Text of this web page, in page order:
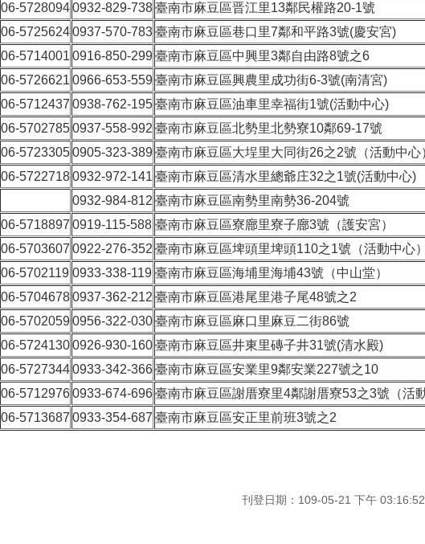
06-57280940932-829-738臺南市麻豆區晋江里13鄰民權路20-1號
06-57256240937-570-783臺南市麻豆區巷口里7鄰和平路3號(慶安宮)
06-57140010916-850-299臺南市麻豆區中興里3鄰自由路8號之6
06-57266210966-653-559臺南市麻豆區興農里成功街6-3號(南清宮)
06-5712437 0938-762-195臺南市麻豆區油車里幸福街1號(活動中心)
06-57027850937-558-992 臺南市麻豆區北勢里北勢寮10鄰69-17號
06-57233050905-323-389臺南市麻豆區大埕里大同街26之2號（活動中心
06-57227180932-972-141臺南市麻豆區清水里總爺庄32之1號(活動中心)
0932-984-812 臺南市麻豆區南勢里南勢36-204號
06-5718897 0919-115-588 臺南市麻豆區寮廍里寮子廍3號（護安宮）
06-5703607 0922-276-352 臺南市麻豆區埤頭里埤頭110之1號（活動中心）
06-5702119 0933-338-119 臺南市麻豆區海埔里海埔43號（中山堂）
06-57046780937-362-212 臺南市麻豆區港尾里港子尾48號之2
06-57020590956-322-030臺南市麻豆區麻口里麻豆二街86號
06-57241300926-930-160臺南市麻豆區井東里磚子井31號(清水殿)
06-57273440933-342-366臺南市麻豆區安業里9鄰安業227號之10
06-57129760933-674-696臺南市麻豆區謝厝寮里4鄰謝厝寮53之3號（活
06-5713687 0933-354-687 臺南市麻豆區安正里前班3號之2
刊登日期：109-05-21 下午 03:16:52